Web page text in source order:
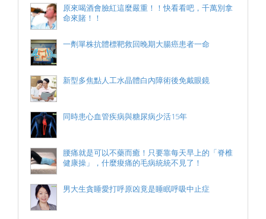
原來喝酒會臉紅這麼嚴重！！快看看吧，千萬別拿
命來賭！！
一劑單株抗體標靶救回晚期大腸癌患者一命
新型多焦點人工水晶體白內障術後免戴眼鏡
同時患心血管疾病與糖尿病少活15年
腰痛就是可以不藥而癒！只要靠每天早上的「脊椎
健康操」，什麼痠痛的毛病統統不見了！
男大生貪睡愛打呼原凶竟是睡眠呼吸中止症